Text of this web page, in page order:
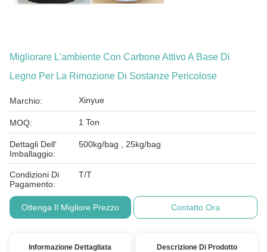
Migliorare L'ambiente Con Carbone Attivo A Base Di
Legno Per La Rimozione Di Sostanze Pericolose
Marchio: Xinyue
MOQ: 1 Ton
Dettagli Dell'
Imballaggio:
500kg/bag , 25kg/bag
Condizioni Di
Pagamento:
T/T
Ottenga Il Migliore Prezzo Contatto Ora
Informazione Dettagliata Descrizione Di Prodotto